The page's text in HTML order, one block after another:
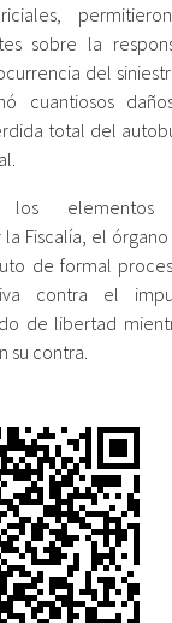
sobre la
del
cuantiosos
total del
elementos
Fiscalía, el
de formal
contra el
de libertad
su contra.